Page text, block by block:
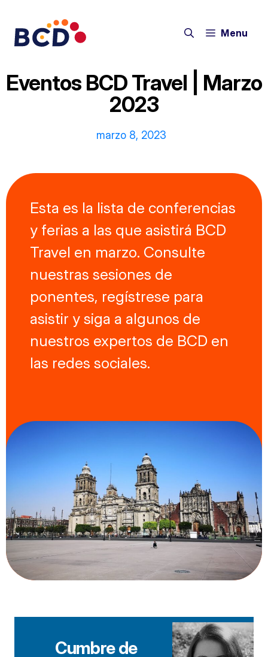
contenido
Menu
Eventos BCD Travel | Marzo
2023
marzo 8, 2023
Esta es la lista de conferencias
y ferias a las que asistirá BCD
Travel en marzo. Consulte
nuestras sesiones de
ponentes, regístrese para
asistir y siga a algunos de
nuestros expertos de BCD en
las redes sociales.
Cumbre de